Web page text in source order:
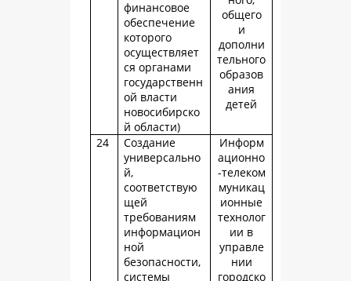
финансовое
обеспечение
которого
осуществляет
ся органами
государственн
ой власти
новосибирско
й области)
общего
и
дополни
тельного
образов
ания
детей
24
Создание
универсально
й,
соответствую
щей
требованиям
информацион
ной
безопасности,
системы
Информ
ационно
-телеком
муникац
ионные
технолог
ии в
управле
нии
городско